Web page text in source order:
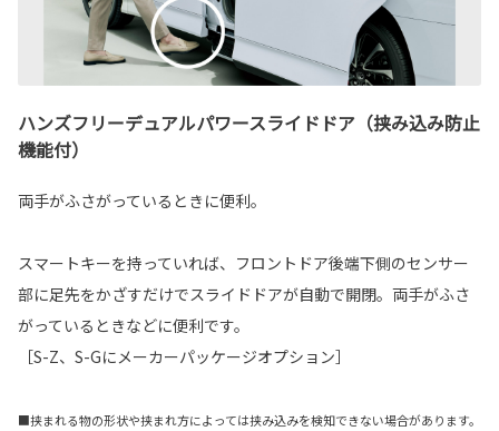
ハンズフリーデュアルパワースライドドア（挟み込み防止
機能付）
両手がふさがっているときに便利。
スマートキーを持っていれば、フロントドア後端下側のセンサー
部に足先をかざすだけでスライドドアが自動で開閉。両手がふさ
がっているときなどに便利です。
［S-Z、S-Gにメーカーパッケージオプション］
■挟まれる物の形状や挟まれ方によっては挟み込みを検知できない場合があります。